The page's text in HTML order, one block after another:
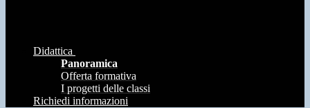
Didattica
Panoramica
Offerta formativa
I progetti delle classi
Richiedi informazioni